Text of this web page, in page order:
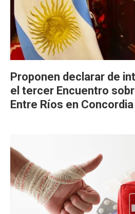
Proponen declarar de
el tercer Encuentro
Entre Ríos en Concordia